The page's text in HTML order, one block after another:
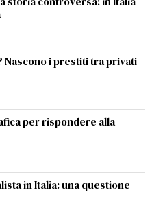
Nascono i prestiti tra privati
per rispondere alla
in Italia: una questione